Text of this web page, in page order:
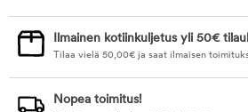
Ilmainen kotiinkuljetus yli 50€
Tilaa vielä 50,00€ ja saat ilmaisen
Nopea toimitus!